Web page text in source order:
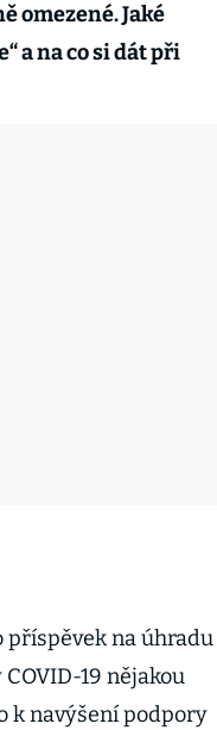
omezené. Jaké
a na co si dát při
příspěvek na úhradu
19 nějakou
k navýšení podpory